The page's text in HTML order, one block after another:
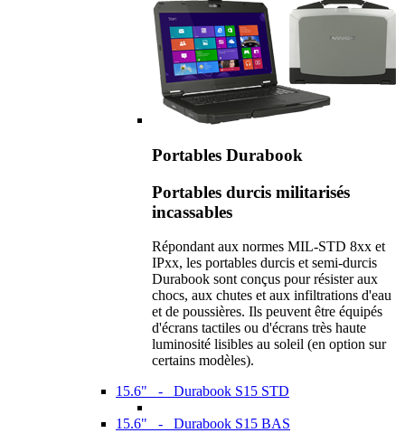
Portables Durabook
Portables durcis militarisés
incassables
Répondant aux normes MIL-STD 8xx et
IPxx, les portables durcis et semi-durcis
Durabook sont conçus pour résister aux
chocs, aux chutes et aux infiltrations d'eau
et de poussières. Ils peuvent être équipés
d'écrans tactiles ou d'écrans très haute
luminosité lisibles au soleil (en option sur
certains modèles).
15.6" - Durabook S15 STD
15.6" - Durabook S15 BAS